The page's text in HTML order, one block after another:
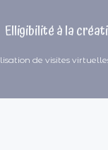
Elligibilité à la
de visites